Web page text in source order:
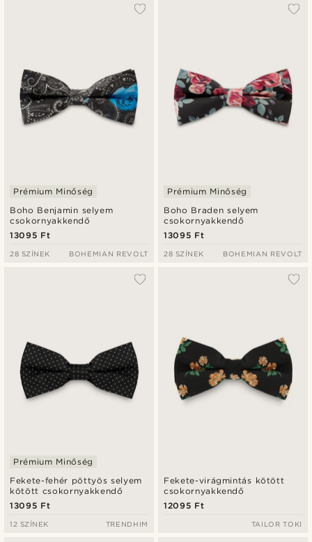
Boho Benjamin selyem
csokornyakkendő
Prémium Minőség
13095 Ft
28 SZÍNEK BOHEMIAN REVOLT
Boho Braden selyem
csokornyakkendő
Prémium Minőség
13095 Ft
28 SZÍNEK BOHEMIAN REVOLT
Fekete-fehér pöttyös selyem
kötött csokornyakkendő
Prémium Minőség
13095 Ft
12 SZÍNEK TRENDHIM
Fekete-virágmintás kötött
csokornyakkendő
12095 Ft
TAILOR TOKI